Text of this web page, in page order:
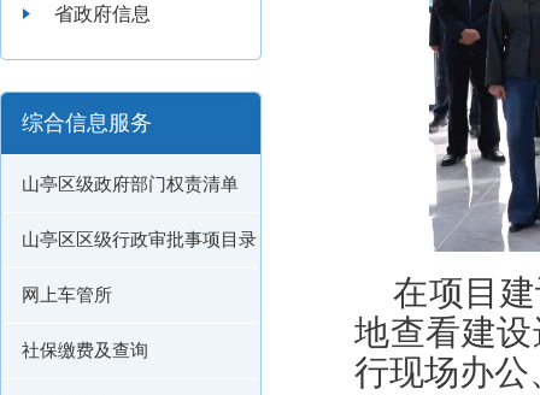
省政府信息
综合信息服务
山亭区级政府部门权责清单
山亭区区级行政审批事项目录
网上车管所
社保缴费及查询
在项目
地查看建
行现场办